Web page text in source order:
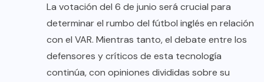
La votación del 6 de junio será crucial para
determinar el rumbo del fútbol inglés en relación
con el VAR. Mientras tanto, el debate entre los
defensores y críticos de esta tecnología
continúa, con opiniones divididas sobre su